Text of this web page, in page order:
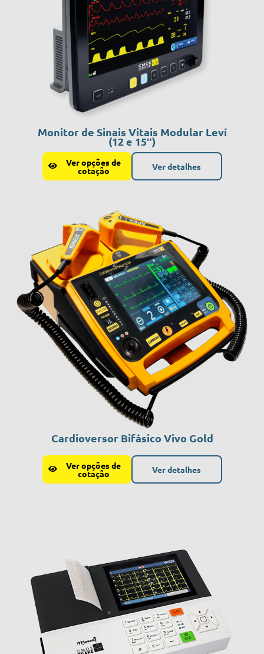
Monitor de Sinais Vitais Modular Leví
(12 e 15″)
Ver opções de
cotação Ver detalhes
Cardioversor Bifásico Vivo Gold
Ver opções de
cotação Ver detalhes